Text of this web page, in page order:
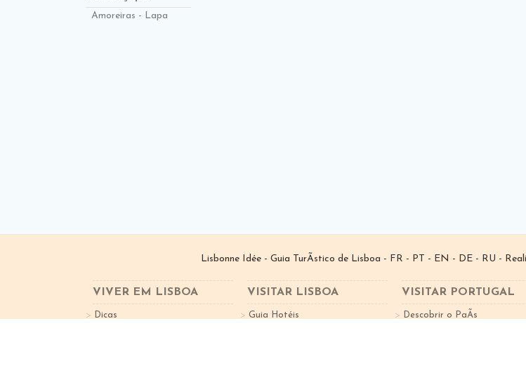
Amoreiras - Lapa
Lisbonne Idée - Guia TurÃ­stico de Lisboa - FR - PT - EN - DE - RU -
VIVER EM LISBOA
Dicas
VISITAR LISBOA
Guia Hotéis
VISITAR PORTUGAL
Descobrir o PaÃ­s